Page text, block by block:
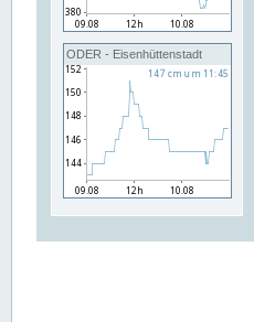
ODER - Eisenhüttenstadt